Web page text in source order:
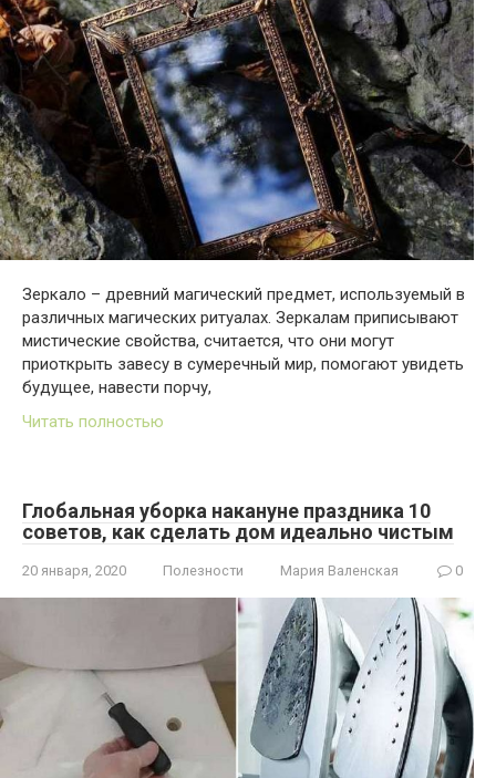
Зеркало – древний магический предмет, используемый в
различных магических ритуалах. Зеркалам приписывают
мистические свойства, считается, что они могут
приоткрыть завесу в сумеречный мир, помогают увидеть
будущее, навести порчу,
Читать полностью
Глобальная уборка накануне праздника 10
советов, как сделать дом идеально чистым
20 января, 2020 Полезности Мария Валенская 0